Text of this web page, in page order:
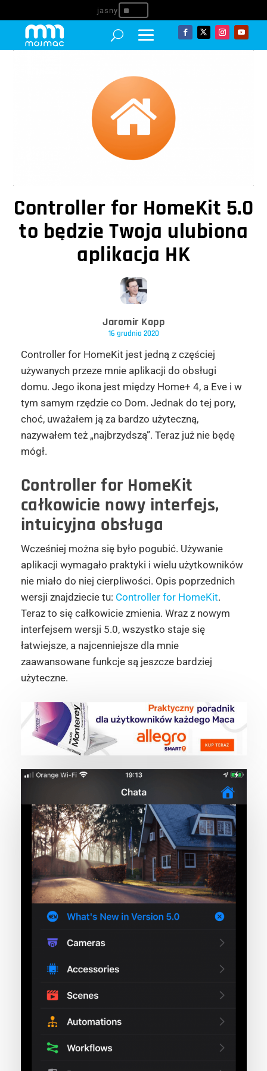
^
Controller for HomeKit 5.0
to będzie Twoja ulubiona
aplikacja HK
Jaromir Kopp
16 grudnia 2020
Controller for HomeKit jest jedną z częściej
używanych przeze mnie aplikacji do obsługi
domu. Jego ikona jest między Home+ 4, a Eve i w
tym samym rzędzie co Dom. Jednak do tej pory,
choć, uważałem ją za bardzo użyteczną,
nazywałem też „najbrzydszą”. Teraz już nie będę
mógł.
Controller for HomeKit
całkowicie nowy interfejs,
intuicyjna obsługa
Wcześniej można się było pogubić. Używanie
aplikacji wymagało praktyki i wielu użytkowników
nie miało do niej cierpliwości. Opis poprzednich
wersji znajdziecie tu: Controller for HomeKit.
Teraz to się całkowicie zmienia. Wraz z nowym
interfejsem wersji 5.0, wszystko staje się
łatwiejsze, a najcenniejsze dla mnie
zaawansowane funkcje są jeszcze bardziej
użyteczne.